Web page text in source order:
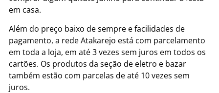
em casa.
Além do preço baixo de sempre e facilidades de
pagamento, a rede Atakarejo está com parcelamento
em toda a loja, em até 3 vezes sem juros em todos os
cartões. Os produtos da seção de eletro e bazar
também estão com parcelas de até 10 vezes sem
juros.